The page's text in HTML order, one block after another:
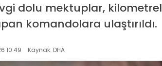
dolu mektuplar,
komandolara ulaştırıldı.
10:49 Kaynak: DHA